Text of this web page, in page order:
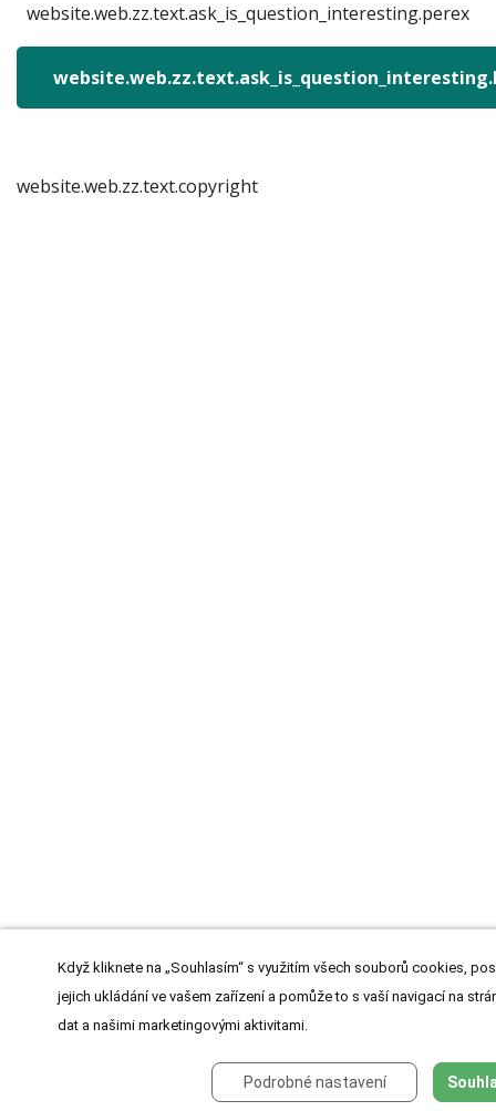
website.web.zz.text.ask_is_question_interesting.perex
website.web.zz.text.copyright
Když kliknete na „Souhlasím“ s využitím všech souborů cookies,
jejich ukládání ve vašem zařízení a pomůže to s vaší navigací na
dat a našimi marketingovými aktivitami.
Podrobné nastavení